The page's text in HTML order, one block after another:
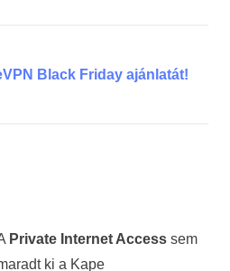
Black Friday ajánlatát!
Private Internet Accesssem
ki a Kape